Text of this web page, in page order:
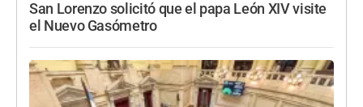
San Lorenzo solicitó que el papa León XIV visite
el Nuevo Gasómetro